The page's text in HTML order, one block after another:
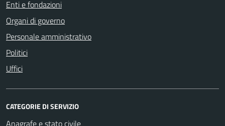
Enti e fondazioni
Organi di governo
Personale amministrativo
Politici
Uffici
CATEGORIE DI SERVIZIO
Anagrafe e stato civile